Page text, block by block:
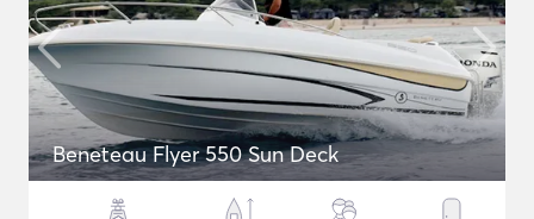
Beneteau Flyer 550 Sun Deck